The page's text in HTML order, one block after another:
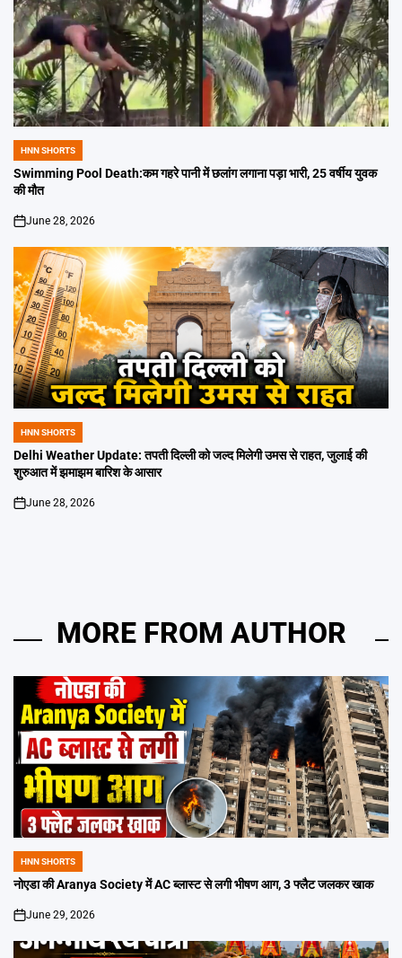
POSTED
IN
HNN SHORTS
Swimming Pool Death:कम गहरे पानी में छलांग लगाना पड़ा भारी, 25 वर्षीय युवक
की मौत
on
June 28, 2026
POSTED
IN
HNN SHORTS
Delhi Weather Update: तपती दिल्ली को जल्द मिलेगी उमस से राहत, जुलाई की
शुरुआत में झमाझम बारिश के आसार
on
June 28, 2026
MORE FROM AUTHOR
POSTED
IN
HNN SHORTS
नोएडा की Aranya Society में AC ब्लास्ट से लगी भीषण आग, 3 फ्लैट जलकर खाक
on
June 29, 2026